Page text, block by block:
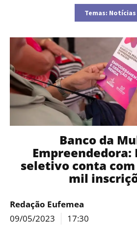
Temas: Notícias
Banco da
Empreendedora:
seletivo conta com
mil
Redação Eufemea
09/05/2023
17:30